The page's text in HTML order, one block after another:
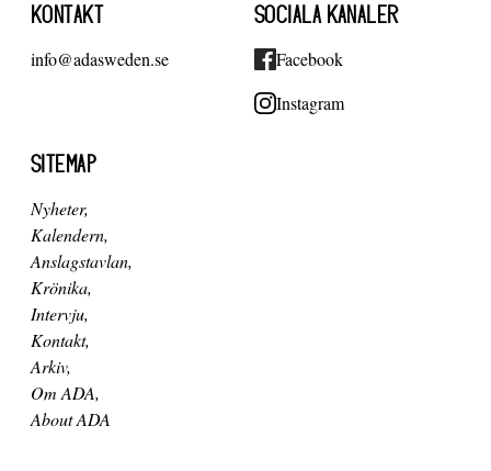
KONTAKT
info@adasweden.se
SOCIALA KANALER
Facebook
Instagram
SITEMAP
Nyheter
Kalendern
Anslagstavlan
Krönika
Intervju
Kontakt
Arkiv
Om ADA
About ADA